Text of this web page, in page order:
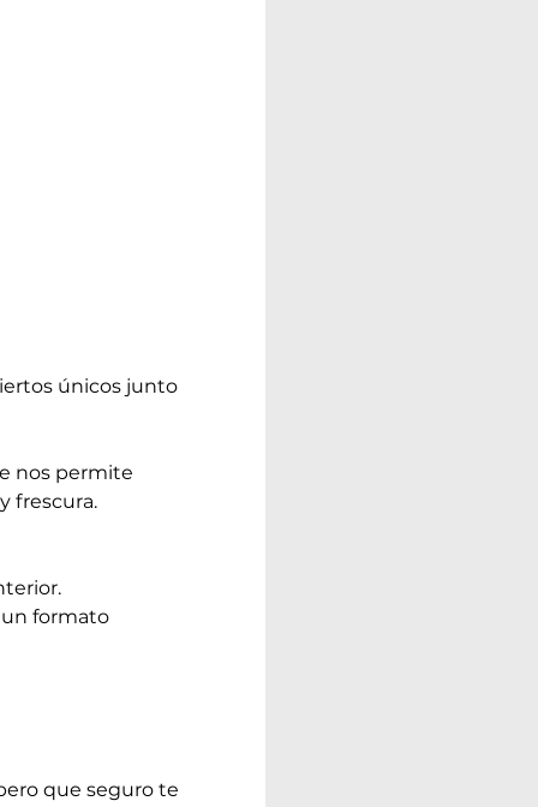
únicos junto
nos permite
frescura.
un formato
que seguro te